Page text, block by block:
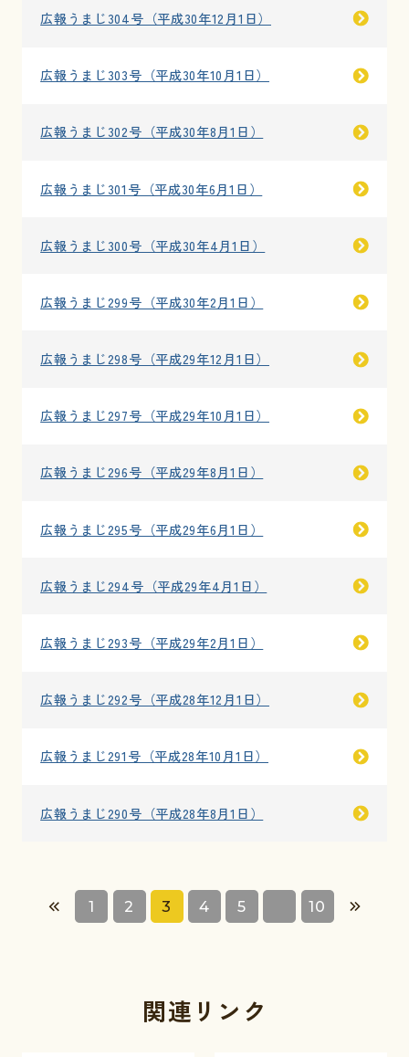
広報うまじ304号（平成30年12月1日）
広報うまじ303号（平成30年10月1日）
広報うまじ302号（平成30年8月1日）
広報うまじ301号（平成30年6月1日）
広報うまじ300号（平成30年4月1日）
広報うまじ299号（平成30年2月1日）
広報うまじ298号（平成29年12月1日）
広報うまじ297号（平成29年10月1日）
広報うまじ296号（平成29年8月1日）
広報うまじ295号（平成29年6月1日）
広報うまじ294号（平成29年4月1日）
広報うまじ293号（平成29年2月1日）
広報うまじ292号（平成28年12月1日）
広報うまじ291号（平成28年10月1日）
広報うまじ290号（平成28年8月1日）
1 2 3 4 5 10
関連リンク